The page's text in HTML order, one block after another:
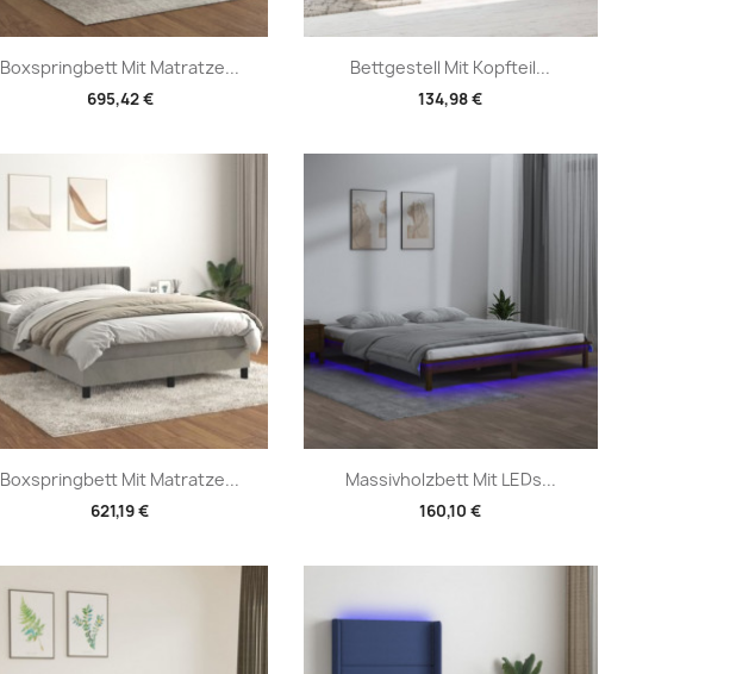
Boxspringbett Mit Matratze...
695,42 €
Vorschau Bettgestell Mit Kopfteil...
134,98 €
Vorschau
Boxspringbett Mit Matratze...
621,19 €
Vorschau Massivholzbett Mit LEDs...
160,10 €
Vorschau